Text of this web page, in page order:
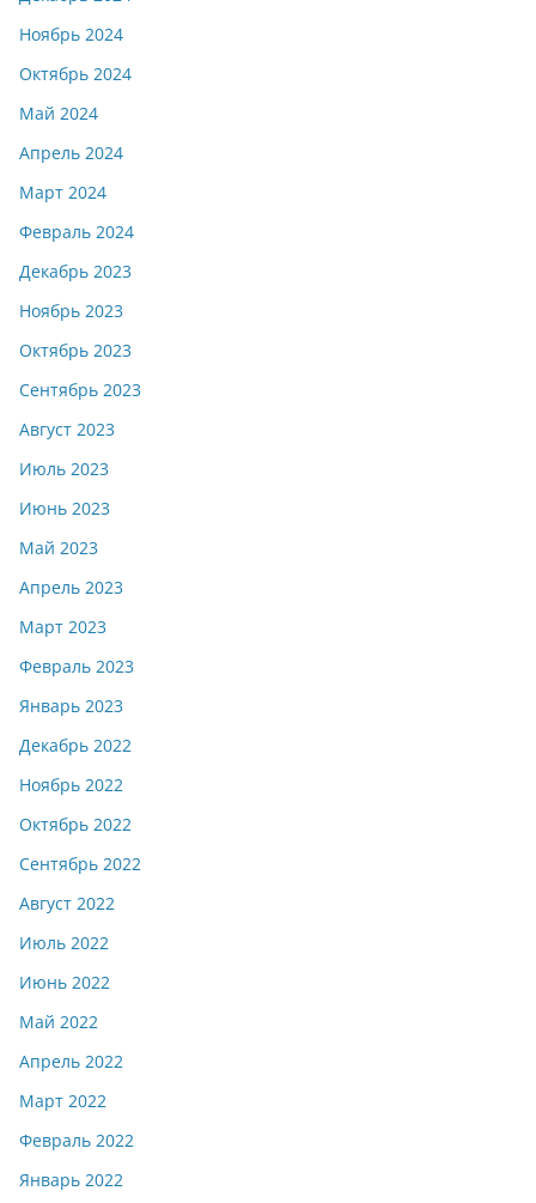
Ноябрь 2024
Октябрь 2024
Май 2024
Апрель 2024
Март 2024
Февраль 2024
Декабрь 2023
Ноябрь 2023
Октябрь 2023
Сентябрь 2023
Август 2023
Июль 2023
Июнь 2023
Май 2023
Апрель 2023
Март 2023
Февраль 2023
Январь 2023
Декабрь 2022
Ноябрь 2022
Октябрь 2022
Сентябрь 2022
Август 2022
Июль 2022
Июнь 2022
Май 2022
Апрель 2022
Март 2022
Февраль 2022
Январь 2022